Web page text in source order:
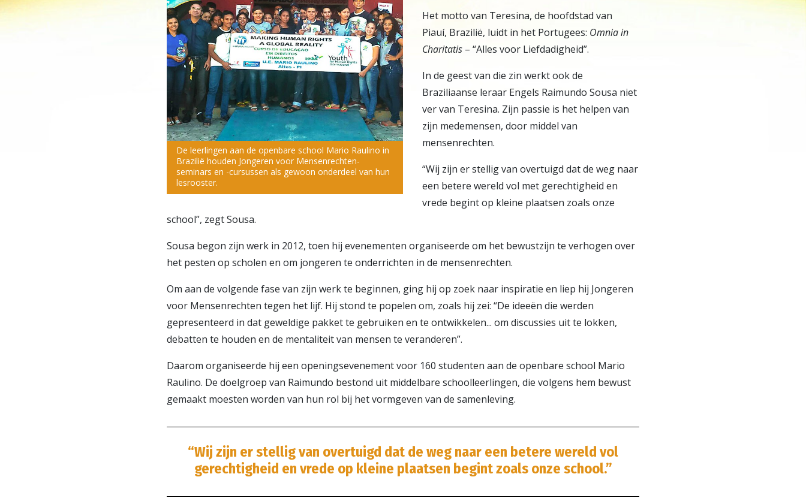
De leerlingen aan de openbare school Mario Raulino in
Brazilië houden Jongeren voor Mensenrechten-
seminars en -cursussen als gewoon onderdeel van hun
lesrooster.
Het motto van Teresina, de hoofdstad van
Piauí, Brazilië, luidt in het Portugees: Omnia in
Charitatis – “Alles voor Liefdadigheid”.
In de geest van die zin werkt ook de
Braziliaanse leraar Engels Raimundo Sousa niet
ver van Teresina. Zijn passie is het helpen van
zijn medemensen, door middel van
mensenrechten.
“Wij zijn er stellig van overtuigd dat de weg naar
een betere wereld vol met gerechtigheid en
vrede begint op kleine plaatsen zoals onze
school”, zegt Sousa.
Sousa begon zijn werk in 2012, toen hij evenementen organiseerde om het bewustzijn te verhogen over
het pesten op scholen en om jongeren te onderrichten in de mensenrechten.
Om aan de volgende fase van zijn werk te beginnen, ging hij op zoek naar inspiratie en liep hij Jongeren
voor Mensenrechten tegen het lijf. Hij stond te popelen om, zoals hij zei: “De ideeën die werden
gepresenteerd in dat geweldige pakket te gebruiken en te ontwikkelen... om discussies uit te lokken,
debatten te houden en de mentaliteit van mensen te veranderen”.
Daarom organiseerde hij een openingsevenement voor 160 studenten aan de openbare school Mario
Raulino. De doelgroep van Raimundo bestond uit middelbare schoolleerlingen, die volgens hem bewust
gemaakt moesten worden van hun rol bij het vormgeven van de samenleving.
“Wij zijn er stellig van overtuigd dat de weg naar een betere wereld vol
gerechtigheid en vrede op kleine plaatsen begint zoals onze school.”